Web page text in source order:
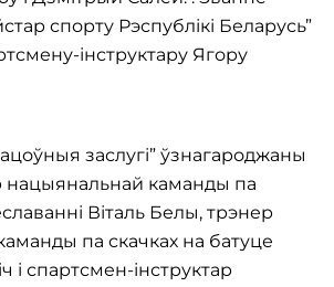
спорту Рэспублікі Беларусь”
інструктару Ягору
заслугі” ўзнагароджаны
нацыянальнай каманды па
Віталь Белы, трэнер
па скачках на батуце
і спартсмен-інструктар